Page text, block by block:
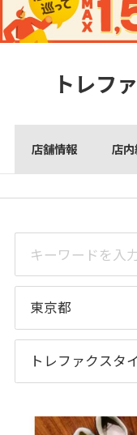
トレフ
店舗情報 店